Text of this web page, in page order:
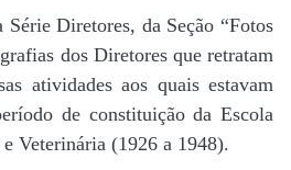
Diretores, da Seção “Fotos
dos Diretores que retratam
atividades aos quais estavam
de constituição da Escola
Veterinária (1926 a 1948).